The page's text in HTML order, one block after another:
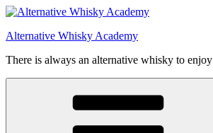
Videre
indhold
Alternative Whisky Academy
There is always an alternative whisky to enjoy